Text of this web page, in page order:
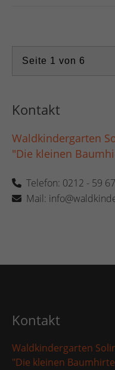
Kontakt
Waldkindergarten
"Die kleinen
Telefon: 0212 - 59
Mail:
Kontakt
Waldkindergarten
"Die kleinen